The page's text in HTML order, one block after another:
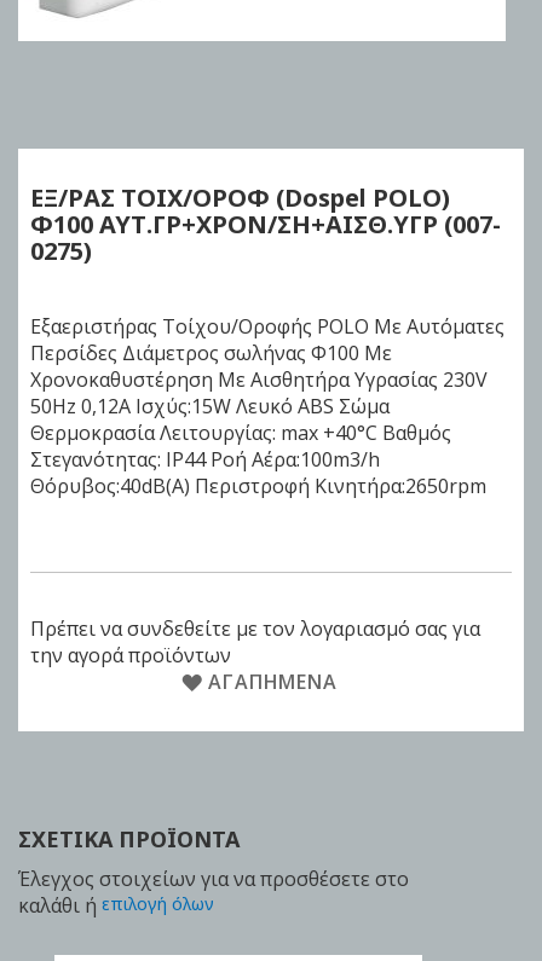
beginning
the
images
gallery
ΕΞ/ΡΑΣ ΤΟΙΧ/ΟΡΟΦ (Dospel POLO)
Φ100 ΑΥΤ.ΓΡ+ΧΡΟΝ/ΣΗ+ΑΙΣΘ.ΥΓΡ (007-
0275)
Εξαεριστήρας Τοίχου/Οροφής POLO Με Αυτόματες
Περσίδες Διάμετρος σωλήνας Φ100 Με
Χρονοκαθυστέρηση Με Αισθητήρα Υγρασίας 230V
50Hz 0,12A Ισχύς:15W Λευκό ABS Σώμα
Θερμοκρασία Λειτουργίας: max +40°C Βαθμός
Στεγανότητας: IP44 Ροή Αέρα:100m3/h
Θόρυβος:40dB(A) Περιστροφή Κινητήρα:2650rpm
Πρέπει να συνδεθείτε με τον λογαριασμό σας για
την αγορά προϊόντων
ΑΓΑΠΗΜΈΝΑ
ΣΧΕΤΙΚΆ ΠΡΟΪΌΝΤΑ
Έλεγχος στοιχείων για να προσθέσετε στο
καλάθι ή επιλογή όλων